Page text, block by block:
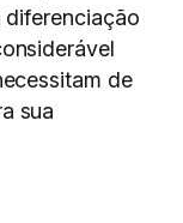
diferenciação
de
sua